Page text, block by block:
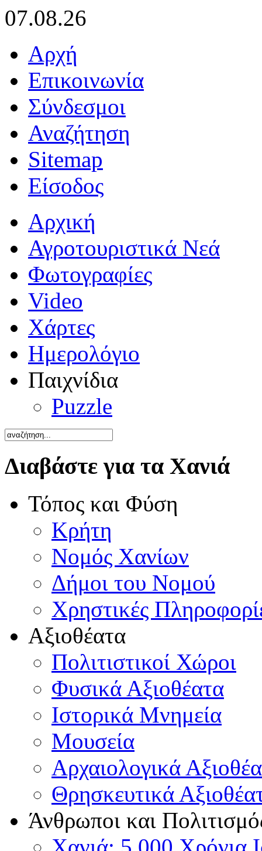
07.08.26
Αρχή
Επικοινωνία
Σύνδεσμοι
Αναζήτηση
Sitemap
Είσοδος
Αρχική
Αγροτουριστικά Νεά
Φωτογραφίες
Video
Χάρτες
Ημερολόγιο
Παιχνίδια
Puzzle
Διαβάστε για τα Χανιά
Τόπος και Φύση
Κρήτη
Νομός Χανίων
Δήμοι του Νομού
Χρηστικές
Αξιοθέατα
Πολιτιστικοί Χώροι
Φυσικά Αξιοθέατα
Ιστορικά Μνημεία
Μουσεία
Αρχαιολογικά
Θρησκευτικά
Άνθρωποι και